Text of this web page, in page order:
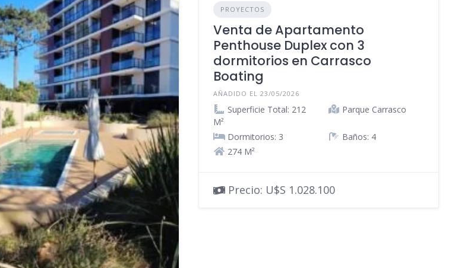
PROYECTOS
Venta de Apartamento
Penthouse Duplex con 3
dormitorios en Carrasco
Boating
AÑADIDO EL 23/05/2026
Superficie Total: 212
M²
Parque Carrasco
Dormitorios: 3
Baños: 4
274 M²
Precio: U$S 1.028.100